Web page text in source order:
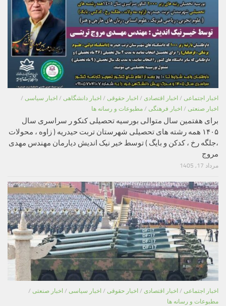
اخبار اجتماعی / اخبار اقتصادی / اخبار حقوقی / اخبار دانشگاهی / اخبار سیاسی /
اخبار صنعتی / اخبار فرهنگی / مطبوعات و رسانه ها
برای هفتمین سال متوالی بورسیه تحصیلی کنکو ر سراسری سال
۱۴۰۵ همه رشته های تحصیلی شهرستان تربت حیدریه ( زاوه ، محولات
،جلگه رخ ، کدکن و بایگ ) توسط خیر نیک اندیش دیارمان مهندس مهدی
مروج
مرداد 17, 1405
اخبار اجتماعی / اخبار اقتصادی / اخبار حقوقی / اخبار سیاسی / اخبار صنعتی /
مطبوعات و رسانه ها